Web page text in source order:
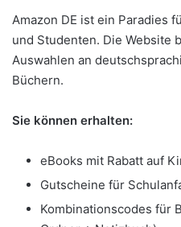
Amazon DE ist ein Paradies
und Studenten. Die Website
Auswahlen an
Büchern.
Sie können erhalten:
eBooks mit Rabatt auf
Gutscheine für
Kombinationscodes für